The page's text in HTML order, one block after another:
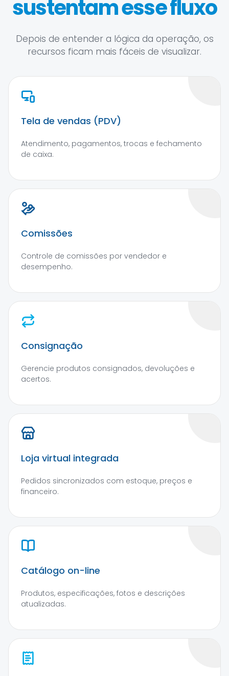
sustentam esse fluxo
Depois de entender a lógica da operação, os
recursos ficam mais fáceis de visualizar.
Tela de vendas (PDV)
Atendimento, pagamentos, trocas e fechamento
de caixa.
Comissões
Controle de comissões por vendedor e
desempenho.
Consignação
Gerencie produtos consignados, devoluções e
acertos.
Loja virtual integrada
Pedidos sincronizados com estoque, preços e
financeiro.
Catálogo on-line
Produtos, especificações, fotos e descrições
atualizadas.